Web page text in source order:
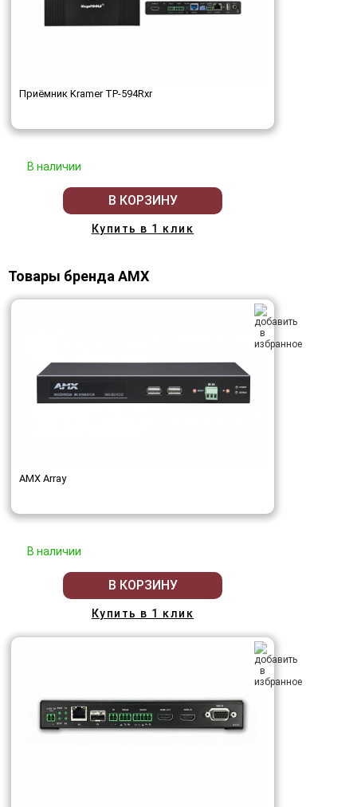
Приёмник Kramer TP-594Rxr
В наличии
В КОРЗИНУ
Купить в 1 клик
Товары бренда AMX
AMX Array
В наличии
В КОРЗИНУ
Купить в 1 клик